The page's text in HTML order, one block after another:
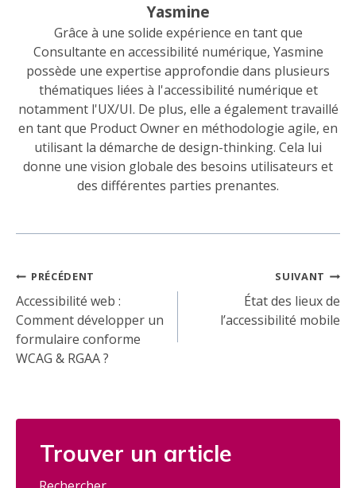
Yasmine
Grâce à une solide expérience en tant que
Consultante en accessibilité numérique, Yasmine
possède une expertise approfondie dans plusieurs
thématiques liées à l'accessibilité numérique et
notamment l'UX/UI. De plus, elle a également travaillé
en tant que Product Owner en méthodologie agile, en
utilisant la démarche de design-thinking. Cela lui
donne une vision globale des besoins utilisateurs et
des différentes parties prenantes.
Navigation
de
l’article
PRÉCÉDENT
Accessibilité web :
Comment développer un
formulaire conforme
WCAG & RGAA ?
SUIVANT
État des lieux de
l’accessibilité mobile
Trouver un article